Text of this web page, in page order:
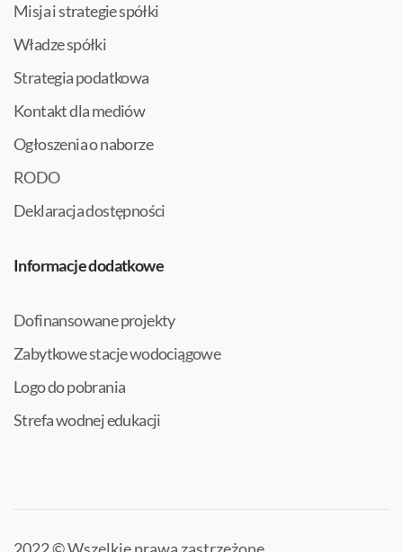
Misja i strategie spółki
Władze spółki
Strategia podatkowa
Kontakt dla mediów
Ogłoszenia o naborze
RODO
Deklaracja dostępności
Informacje dodatkowe
Dofinansowane projekty
Zabytkowe stacje wodociągowe
Logo do pobrania
Strefa wodnej edukacji